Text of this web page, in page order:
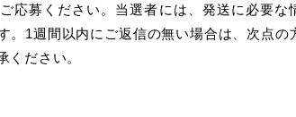
応募ください。当選者には、発送に必要な
。1週間以内にご返信の無い場合は、次点の
ください。